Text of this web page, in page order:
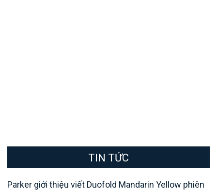
TIN TỨC
Parker giới thiệu viết Duofold Mandarin Yellow phiên